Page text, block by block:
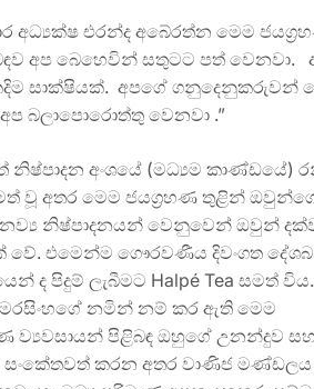
අධ්‍යක්ෂ එරන්ද අබේරත්න මෙම
අප බෙහෙවින් සතුටට පත්
සාක්ෂියක්. අපගේ ගනුදෙනුකරුවන්
බලාපොරොත්තු වෙනවා .”
නිෂ්පාදන අංශයේ (මධ්‍යම කාණ්ඩයේ)
වූ අතර මෙම ජයග්‍රහණ තුළින්
නිෂ්පාදනයන් වෙනුවෙන් ඔවුන්
වේ. එමෙන්ම ගෞරවණීය දිවංගත
ද පිදුම් ලැබීමට Halpé Tea සමත් විය.
අමරසිංහගේ නමින් නම් කර ඇති මෙම
ව්‍යවසායන් පිළිබඳ ඔහුගේ උනන්දුව
සංකේතවත් කරන අතර වාණිජ මණ්ඩලය